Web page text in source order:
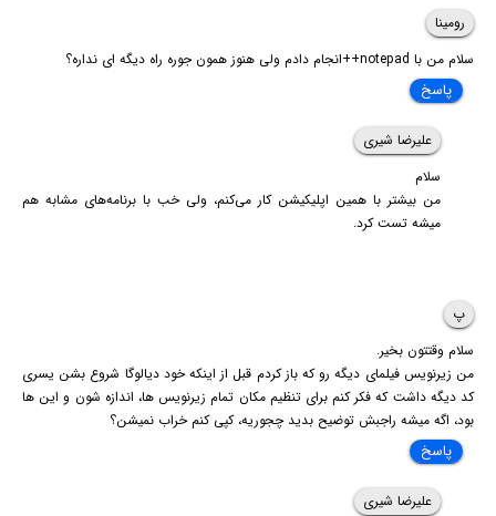
رومینا
سلام من با notepad++انجام دادم ولی هنوز همون جوره راه دیگه ای نداره؟
پاسخ
علیرضا شیری
سلام
من بیشتر با همین اپلیکیشن کار می‌کنم، ولی خب با برنامه‌های مشابه هم
میشه تست کرد.
پ
سلام وقتتون بخیر.
من زیرنویس فیلمای دیگه رو که باز کردم قبل از اینکه خود دیالوگا شروع بشن یسری
کد دیگه داشت که فکر کنم برای تنظیم مکان تمام زیرنویس ها، اندازه شون و این ها
بود، اگه میشه راجبش توضیح بدید چجوریه، کپی کنم خراب نمیشن؟
پاسخ
علیرضا شیری